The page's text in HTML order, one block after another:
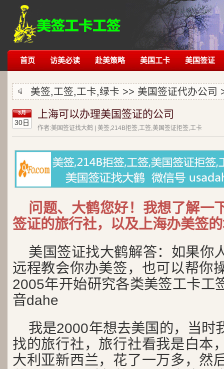
首页 访美必读 赴美策略 美国工卡 美国签证
美签,工签,工卡,绿卡 >> 美国签证代办公司
3月
30日
上海可以办理美国签证的公司
作者:美国签证找大鹤 | 美签,214B拒签,工签,美国签证拒签,工卡
问题、大鹤您好！我想了解一
签证的旅行社，以及上海办美签
美国签证找大鹤解答：如果你
远程教会你办美签，也可以帮你
2005年开始研究各类美签工卡工
音dahe
我是2000年想去美国的，当时
找的旅行社，旅行社看我是白本
大利亚新西兰，花了一万多，然